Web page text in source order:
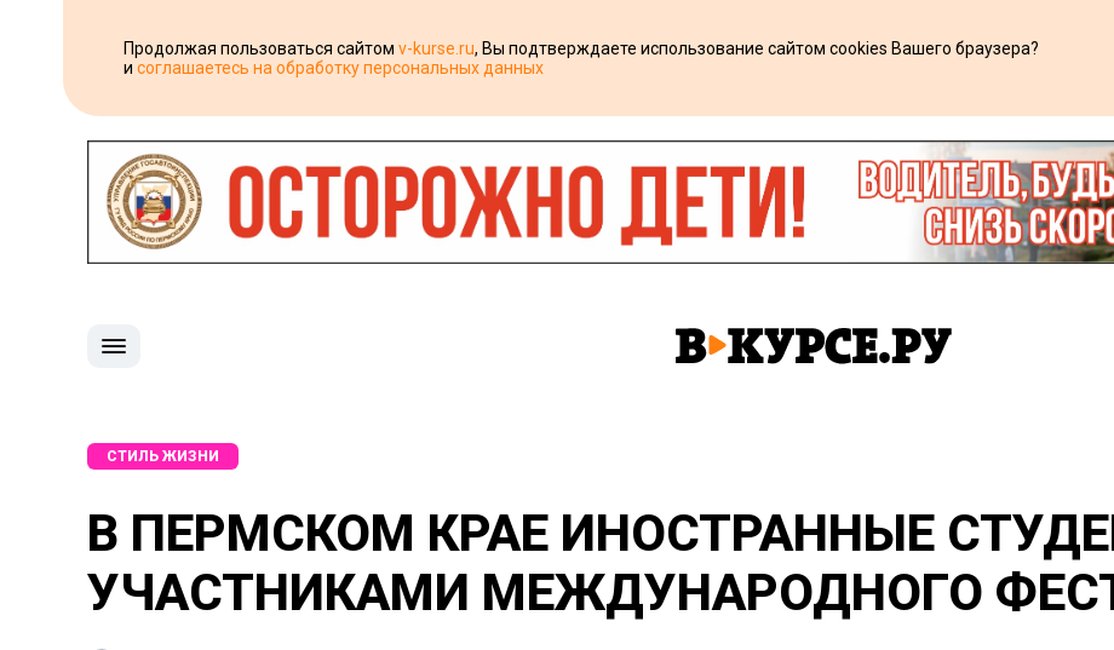
Продолжая пользоваться сайтом v-kurse.ru, Вы подтверждаете использование сайтом cookies Вашего браузера?
и соглашаетесь на обработку персональных данных
СТИЛЬ ЖИЗНИ
В ПЕРМСКОМ КРАЕ ИНОСТРАННЫЕ
УЧАСТНИКАМИ МЕЖДУНАРОДНОГО